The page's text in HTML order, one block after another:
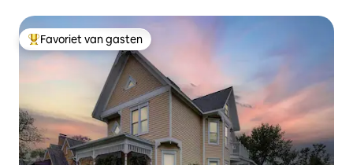
Topfavoriet van gasten
Favoriet van gasten